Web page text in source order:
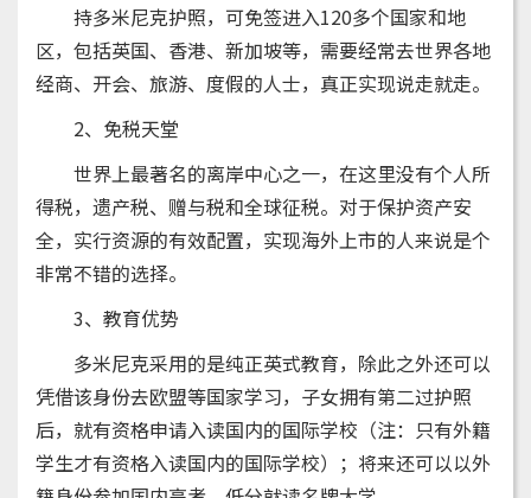
持多米尼克护照，可免签进入120多个国家和地
区，包括英国、香港、新加坡等，需要经常去世界各地
经商、开会、旅游、度假的人士，真正实现说走就走。
2、免税天堂
世界上最著名的离岸中心之一，在这里没有个人所
得税，遗产税、赠与税和全球征税。对于保护资产安
全，实行资源的有效配置，实现海外上市的人来说是个
非常不错的选择。
3、教育优势
多米尼克采用的是纯正英式教育，除此之外还可以
凭借该身份去欧盟等国家学习，子女拥有第二过护照
后，就有资格申请入读国内的国际学校（注：只有外籍
学生才有资格入读国内的国际学校）；将来还可以以外